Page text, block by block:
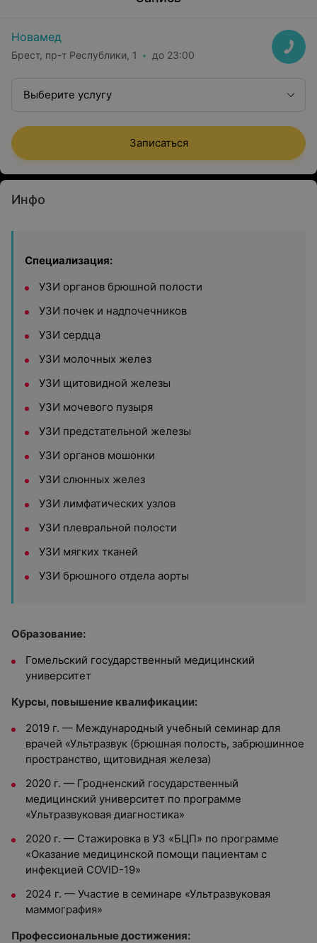
Новамед
Брест, пр-т Республики, 1 до 23:00
Выберите услугу
Записаться
Инфо
Специализация:
УЗИ органов брюшной полости
УЗИ почек и надпочечников
УЗИ сердца
УЗИ молочных желез
УЗИ щитовидной железы
УЗИ мочевого пузыря
УЗИ предстательной железы
УЗИ органов мошонки
УЗИ слюнных желез
УЗИ лимфатических узлов
УЗИ плевральной полости
УЗИ мягких тканей
УЗИ брюшного отдела аорты
Образование:
Гомельский государственный медицинский
университет
Курсы, повышение квалификации:
2019 г. — Международный учебный семинар для
врачей «Ультразвук (брюшная полость, забрюшинное
пространство, щитовидная железа)
2020 г. — Гродненский государственный
медицинский университет по программе
«Ультразвуковая диагностика»
2020 г. — Стажировка в УЗ «БЦП» по программе
«Оказание медицинской помощи пациентам с
инфекцией COVID-19»
2024 г. — Участие в семинаре «Ультразвуковая
маммография»
Профессиональные достижения: